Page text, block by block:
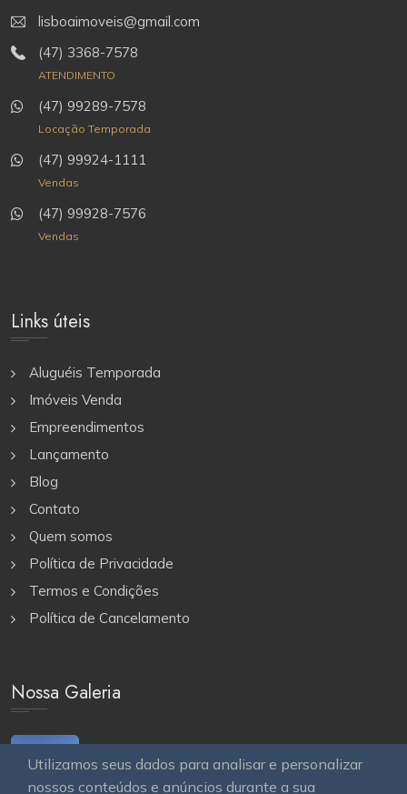
Utilizamos seus dados para analisar e personalizar
nossos conteúdos e anúncios durante a sua
lisboaimoveis@gmail.com
(47) 3368-7578
ATENDIMENTO
(47) 99289-7578
Locação Temporada
(47) 99924-1111
Vendas
(47) 99928-7576
Vendas
Links úteis
Aluguéis Temporada
Imóveis Venda
Empreendimentos
Lançamento
Blog
Contato
Quem somos
Política de Privacidade
Termos e Condições
Política de Cancelamento
Nossa Galeria